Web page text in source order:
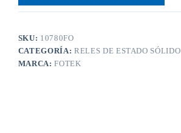
SKU: 10780FO
CATEGORÍA: RELES DE ESTADO SÓLIDO
MARCA:FOTEK